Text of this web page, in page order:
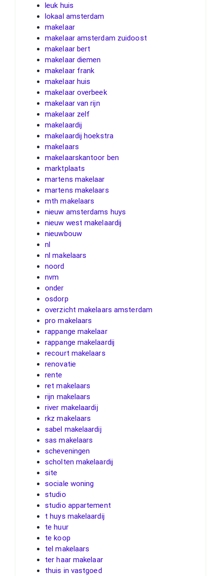
leuk huis
lokaal amsterdam
makelaar
makelaar amsterdam zuidoost
makelaar bert
makelaar diemen
makelaar frank
makelaar huis
makelaar overbeek
makelaar van rijn
makelaar zelf
makelaardij
makelaardij hoekstra
makelaars
makelaarskantoor ben
marktplaats
martens makelaar
martens makelaars
mth makelaars
nieuw amsterdams huys
nieuw west makelaardij
nieuwbouw
nl
nl makelaars
noord
nvm
onder
osdorp
overzicht makelaars amsterdam
pro makelaars
rappange makelaar
rappange makelaardij
recourt makelaars
renovatie
rente
ret makelaars
rijn makelaars
river makelaardij
rkz makelaars
sabel makelaardij
sas makelaars
scheveningen
scholten makelaardij
site
sociale woning
studio
studio appartement
t huys makelaardij
te huur
te koop
tel makelaars
ter haar makelaar
thuis in vastgoed